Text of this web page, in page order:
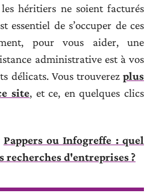
héritiers ne soient facturés
essentiel de s’occuper de ces
pour vous aider, une
administrative est à vos
délicats. Vous trouverez plus
site, et ce, en quelques clics
Pappers ou Infogreffe : quel
d'entreprises ?